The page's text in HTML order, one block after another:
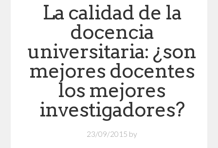
La calidad de la
docencia
universitaria: ¿son
mejores docentes
los mejores
investigadores?
23/09/2015 by